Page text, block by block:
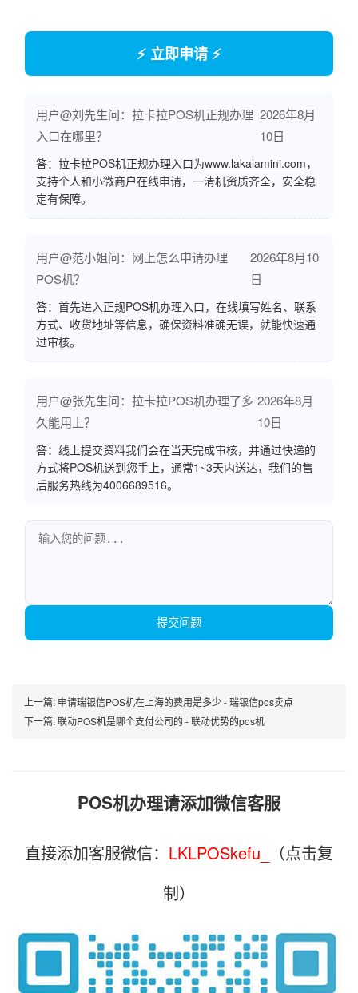
⚡ 立即申请 ⚡
用户@刘先生问：拉卡拉POS机正规办理
入口在哪里？
2026年8月
10日
答：拉卡拉POS机正规办理入口为www.lakalamini.com，
支持个人和小微商户在线申请，一清机资质齐全，安全稳
定有保障。
用户@范小姐问：网上怎么申请办理
POS机？
2026年8月10
日
答：首先进入正规POS机办理入口，在线填写姓名、联系
方式、收货地址等信息，确保资料准确无误，就能快速通
过审核。
用户@张先生问：拉卡拉POS机办理了多
久能用上？
2026年8月
10日
答：线上提交资料我们会在当天完成审核，并通过快递的
方式将POS机送到您手上，通常1~3天内送达，我们的售
后服务热线为4006689516。
提交问题
上一篇: 申请瑞银信POS机在上海的费用是多少 - 瑞银信pos卖点
下一篇:联动POS机是哪个支付公司的 - 联动优势的pos机
POS机办理请添加微信客服
直接添加客服微信： LKLPOSkefu_
（点击复
制）